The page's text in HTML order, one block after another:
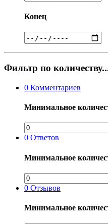
Конец
Фильтр по
0 Комментариев
Минимальное
0 Ответов
Минимальное
0 Отзывов
Минимальное